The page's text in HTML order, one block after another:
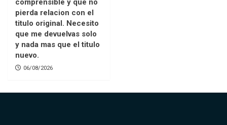
comprensible y que no
pierda relacion con el
titulo original. Necesito
que me devuelvas solo
y nada mas que el titulo
nuevo.
06/08/2026